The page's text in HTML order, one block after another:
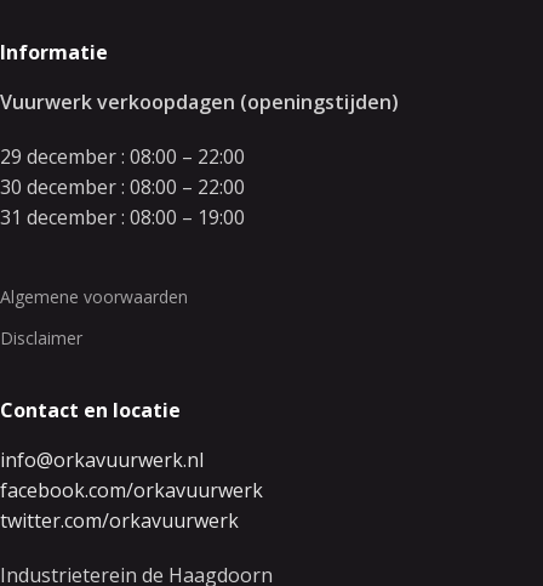
Informatie
Vuurwerk verkoopdagen (openingstijden)
29 december : 08:00 – 22:00
30 december : 08:00 – 22:00
31 december : 08:00 – 19:00
Algemene voorwaarden
Disclaimer
Contact en locatie
info@orkavuurwerk.nl
facebook.com/orkavuurwerk
twitter.com/orkavuurwerk
Industrieterein de Haagdoorn